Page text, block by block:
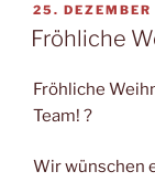
AM
25.
Fröhliche
Fröhliche
Team! ?
Wir wünschen